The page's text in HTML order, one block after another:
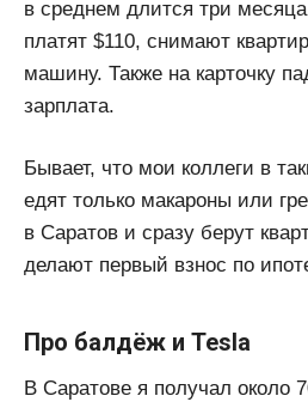
в среднем длится три
платят $110, снимают
машину. Также на карточку
зарплата.
Бывает, что мои коллеги в
едят только макароны или
в Саратов и сразу берут
делают первый взнос по
Про балдёж и Tesla
В Саратове я получал около